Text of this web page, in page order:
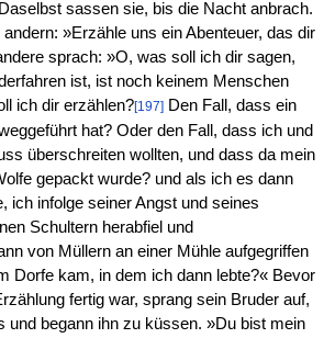
sassen sie, bis die Nacht anbrach.
»Erzähle uns ein Abenteuer, das dir
sprach: »O, was soll ich dir sagen,
ist, ist noch keinem Menschen
ich dir erzählen?[197]Den Fall, dass ein
hat? Oder den Fall, dass ich und
überschreiten wollten, und dass da mein
gepackt wurde? und als ich es dann
ich infolge seiner Angst und seines
Schultern herabfiel und
von Müllern an einer Mühle aufgegriffen
Dorfe kam, in dem ich dann lebte?« Bevor
fertig war, sprang sein Bruder auf,
und begann ihn zu küssen. »Du bist mein